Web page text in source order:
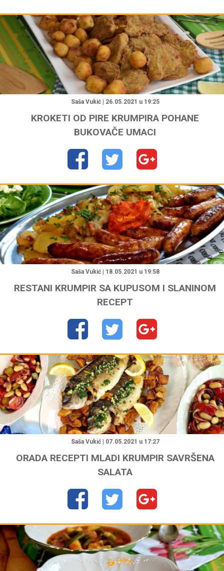
"
Saša Vukić | 26.05.2021 u 19:25
KROKETI OD PIRE KRUMPIRA POHANE
BUKOVAČE UMACI
"
Saša Vukić | 18.05.2021 u 19:58
RESTANI KRUMPIR SA KUPUSOM I SLANINOM
RECEPT
"
Saša Vukić | 07.05.2021 u 17:27
ORADA RECEPTI MLADI KRUMPIR SAVRŠENA
SALATA